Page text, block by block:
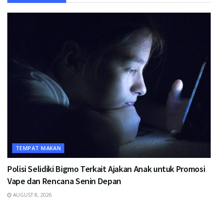
TEMPAT MAKAN
Polisi Selidiki Bigmo Terkait Ajakan Anak untuk Promosi
Vape dan Rencana Senin Depan
AUGUST 8, 2026